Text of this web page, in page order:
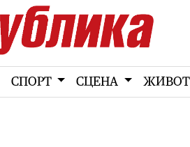
СПОРТ СЦЕНА ЖИВОТ